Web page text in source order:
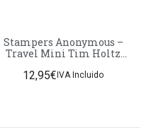
Stampers Anonymous –
Travel Mini Tim Holtz
12,95€ IVA Incluido